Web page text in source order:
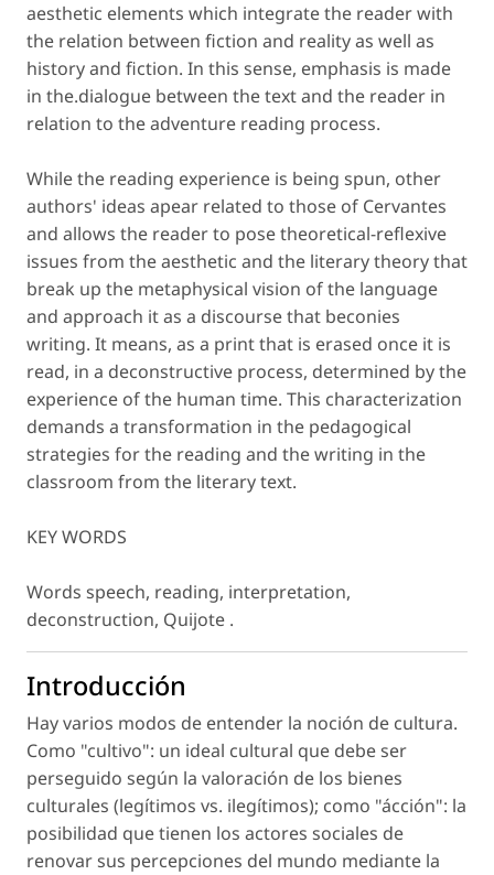
aesthetic elements which integrate the reader with
the relation between fiction and reality as well as
history and fiction. In this sense, emphasis is made
in the.dialogue between the text and the reader in
relation to the adventure reading process.
While the reading experience is being spun, other
authors' ideas apear related to those of Cervantes
and allows the reader to pose theoretical-reflexive
issues from the aesthetic and the literary theory that
break up the metaphysical vision of the language
and approach it as a discourse that beconies
writing. It means, as a print that is erased once it is
read, in a deconstructive process, determined by the
experience of the human time. This characterization
demands a transformation in the pedagogical
strategies for the reading and the writing in the
classroom from the literary text.
KEY WORDS
Words speech, reading, interpretation,
deconstruction, Quijote .
Introducción
Hay varios modos de entender la noción de cultura.
Como "cultivo": un ideal cultural que debe ser
perseguido según la valoración de los bienes
culturales (legítimos vs. ilegítimos); como "ácción": la
posibilidad que tienen los actores sociales de
renovar sus percepciones del mundo mediante la